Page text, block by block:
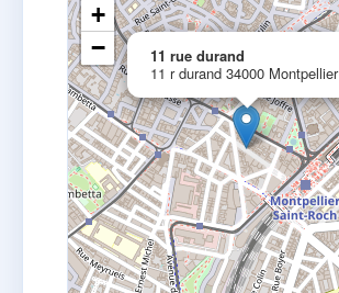
11 rue durand
11 r durand 34000 Montpellier
+
−